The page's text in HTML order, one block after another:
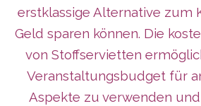
erstklassige Alternative zum
Geld sparen können. Die
von Stoffservietten
Veranstaltungsbudget für
Aspekte zu verwenden